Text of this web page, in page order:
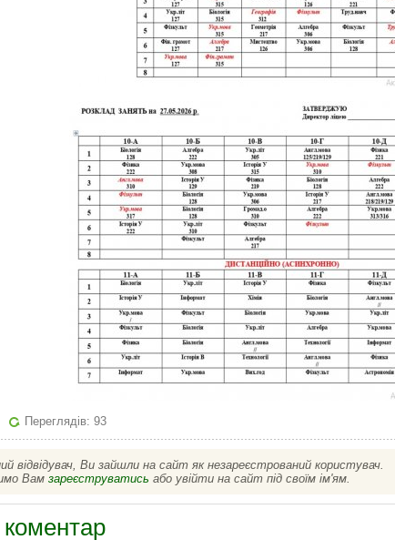
Переглядів: 93
відвідувач, Ви зайшли на сайт як незареєстрований користувач.
Вам зареєструватись або увійти на сайт під своїм ім'ям.